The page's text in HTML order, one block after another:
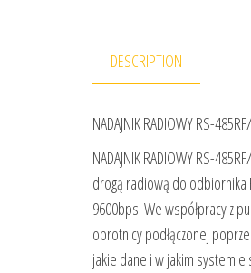
DESCRIPTION
NADAJNIK RADIOWY RS-
NADAJNIK RADIOWY RS-
drogą radiową do odbiornika
9600bps. We współpracy z
obrotnicy podłączonej
jakie dane i w jakim systemie